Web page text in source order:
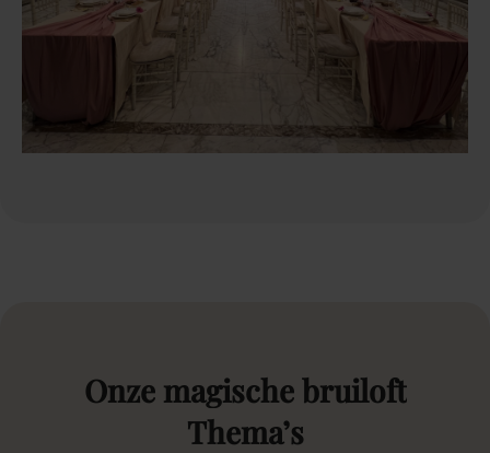
Onze magische bruiloft
Thema’s